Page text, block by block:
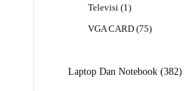
Televisi 11
VGA CARD 7575
Laptop Dan Notebook 382382